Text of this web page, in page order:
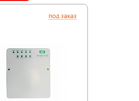
под заказ